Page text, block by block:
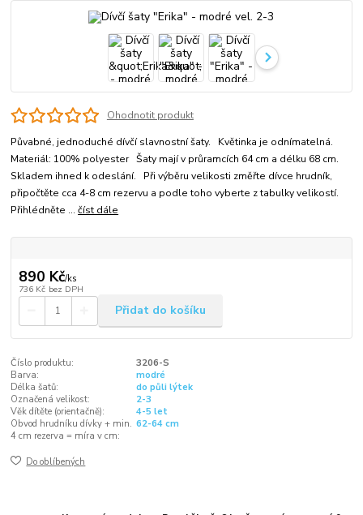
Ohodnotit produkt
Půvabné, jednoduché dívčí slavnostní šaty. Květinka je odnímatelná.
Materiál: 100% polyester Šaty mají v průramcích 64 cm a délku 68 cm.
Skladem ihned k odeslání. Při výběru velikosti změřte dívce hrudník,
připočtěte cca 4-8 cm rezervu a podle toho vyberte z tabulky velikostí.
Přihlédněte ...číst dále
890 Kč/ks
736 Kč bez DPH
Přidat do košíku
Číslo produktu:
3206-S
Barva:
modré
Délka šatů:
do půli lýtek
Označená velikost:
2-3
Věk dítěte (orientačně):
4-5 let
Obvod hrudníku dívky + min.
4 cm rezerva = míra v cm:
62-64 cm
Do oblíbených